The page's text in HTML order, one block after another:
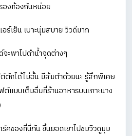
องท้องกันหน่อย
ร์เย็น เบาะนุ่มสบาย วิวดีมาก
จะพาไปดำน้ำจุดต่างๆ
ตักได้ไม่อั้น มีส้มตำด้วยนะ รู้สึกพิเศษ
ต์แบบเต็มอื่มที่ร้านอาหารบนเกาะนาง
คของที่นี่กัน ขึ้นยอดเขาไปชมวิวดูมุม